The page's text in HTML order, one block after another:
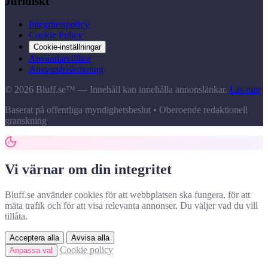
Integritetspolicy
Cookie Policy
Cookie-inställningar
Användarvillkor
Ansvarsfriskrivning
© 2026 Bluff.se™ — Innehåll kan innehålla annonslänkar. Läs mer
Baserat på offentliga myndighetsbeslut • Oberoende redaktionell
granskning
Vi värnar om din integritet
Bluff.se använder cookies för att webbplatsen ska fungera, för att
mäta trafik och för att visa relevanta annonser. Du väljer vad du vill
tillåta.
Acceptera alla
Avvisa alla
Anpassa val
Cookie policy